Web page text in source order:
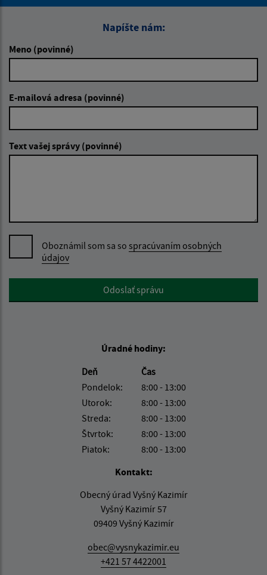
Napíšte nám:
Meno (povinné)
E-mailová adresa (povinné)
Text vašej správy (povinné)
Oboznámil som sa so spracúvaním osobných
údajov
Google reCaptcha ResponseOdoslať správu
Úradné hodiny:
Deň
Čas
Pondelok:
8:00 - 13:00
Utorok:
8:00 - 13:00
Streda:
8:00 - 13:00
Štvrtok:
8:00 - 13:00
Piatok:
8:00 - 13:00
Kontakt:
Obecný úrad Vyšný Kazimír
Vyšný Kazimír 57
09409 Vyšný Kazimír
obec@vysnykazimir.eu
+421 57 4422001